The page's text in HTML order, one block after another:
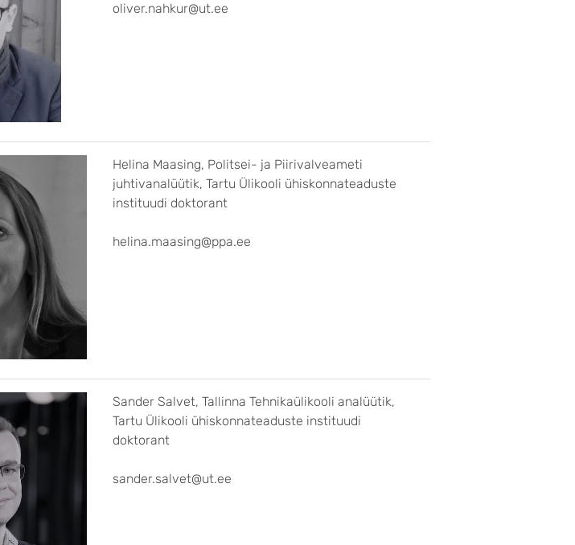
oliver.nahkur@ut.ee
Helina Maasing, Politsei- ja Piirivalveameti
juhtivanalüütik, Tartu Ülikooli ühiskonnateaduste
instituudi doktorant
helina.maasing@ppa.ee
Sander Salvet, Tallinna Tehnikaülikooli analüütik,
Tartu Ülikooli ühiskonnateaduste instituudi
doktorant
sander.salvet@ut.ee